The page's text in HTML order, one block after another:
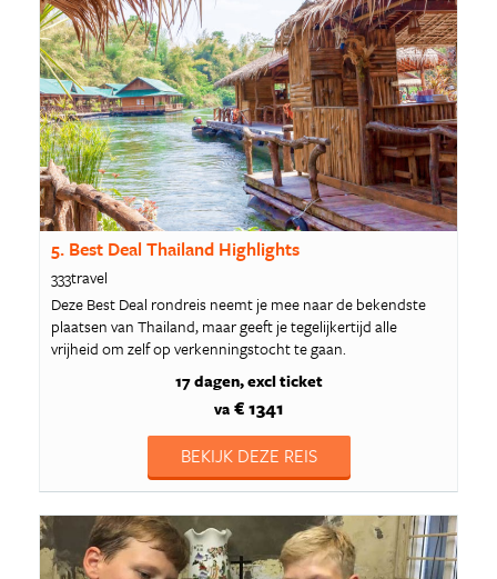
5. Best Deal Thailand Highlights
333travel
Deze Best Deal rondreis neemt je mee naar de bekendste
plaatsen van Thailand, maar geeft je tegelijkertijd alle
vrijheid om zelf op verkenningstocht te gaan.
17 dagen excl ticket
va€ 1341
BEKIJK DEZE REIS